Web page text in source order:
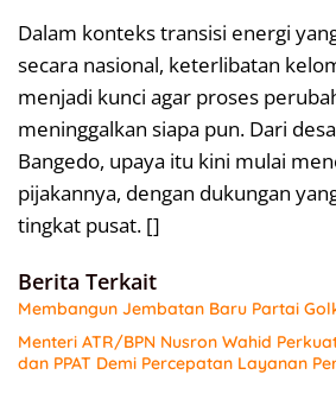
Dalam konteks transisi energi
secara nasional, keterlibatan
menjadi kunci agar proses
meninggalkan siapa pun. Dari
Bangedo, upaya itu kini mulai
pijakannya, dengan dukungan
tingkat pusat. []
Berita Terkait
Membangun Jembatan Baru Partai
Menteri ATR/BPN Nusron Wahid
dan PPAT Demi Percepatan Layanan